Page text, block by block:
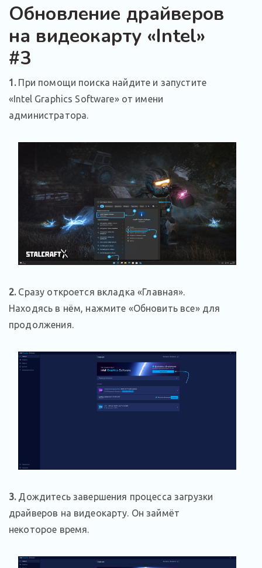
Обновление драйверов
на видеокарту «Intel»
#3
1.При помощи поиска найдите и запустите
«Intel Graphics Software» от имени
администратора.
2. Сразу откроется вкладка «Главная».
Находясь в нём, нажмите «Обновить все» для
продолжения.
3.Дождитесь завершения процесса загрузки
драйверов на видеокарту. Он займёт
некоторое время.